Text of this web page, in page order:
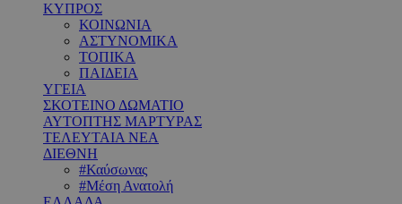
ΚΥΠΡΟΣ
ΚΟΙΝΩΝΙΑ
ΑΣΤΥΝΟΜΙΚΑ
ΤΟΠΙΚΑ
ΠΑΙΔΕΙΑ
ΥΓΕΙΑ
ΣΚΟΤΕΙΝΟ ΔΩΜΑΤΙΟ
ΑΥΤΟΠΤΗΣ ΜΑΡΤΥΡΑΣ
ΤΕΛΕΥΤΑΙΑ ΝΕΑ
ΔΙΕΘΝΗ
#Καύσωνας
#Μέση Ανατολή